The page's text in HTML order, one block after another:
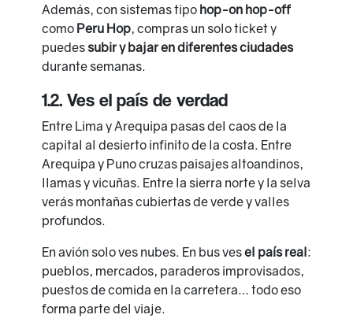
Además, con sistemas tipo hop-on hop-off
como Peru Hop, compras un solo ticket y
puedessubir y bajar en diferentes ciudades
durante semanas.
1.2. Ves el país de verdad
Entre Lima y Arequipa pasas del caos de la
capital al desierto infinito de la costa. Entre
Arequipa y Puno cruzas paisajes altoandinos,
llamas y vicuñas. Entre la sierra norte y la selva
verás montañas cubiertas de verde y valles
profundos.
En avión solo ves nubes. En bus vesel país real:
pueblos, mercados, paraderos improvisados,
puestos de comida en la carretera… todo eso
forma parte del viaje.